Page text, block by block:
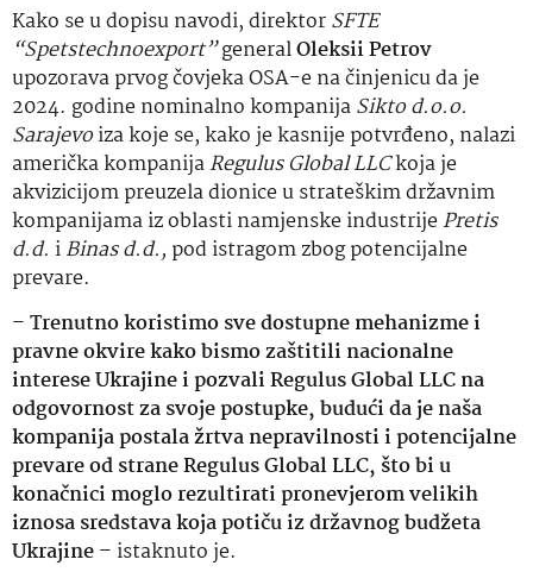
Kako se u dopisu navodi, direktorSFTE
“Spetstechnoexport”generalOleksii Petrov
upozorava prvog čovjeka OSA-e na činjenicu da je
2024. godine nominalno kompanijaSikto d.o.o.
Sarajevoiza koje se, kako je kasnije potvrđeno, nalazi
američka kompanijaRegulus Global LLCkoja je
akvizicijom preuzela dionice u strateškim državnim
kompanijama iz oblasti namjenske industrijePretis
d.d. iBinas d.d., pod istragom zbog potencijalne
prevare.
–Trenutno koristimo sve dostupne mehanizme i
pravne okvire kako bismo zaštitili nacionalne
interese Ukrajine i pozvali Regulus Global LLC na
odgovornost za svoje postupke, budući da je naša
kompanija postala žrtva nepravilnosti i potencijalne
prevare od strane Regulus Global LLC, što bi u
konačnici moglo rezultirati pronevjerom velikih
iznosa sredstava koja potiču iz državnog budžeta
Ukrajine– istaknuto je.